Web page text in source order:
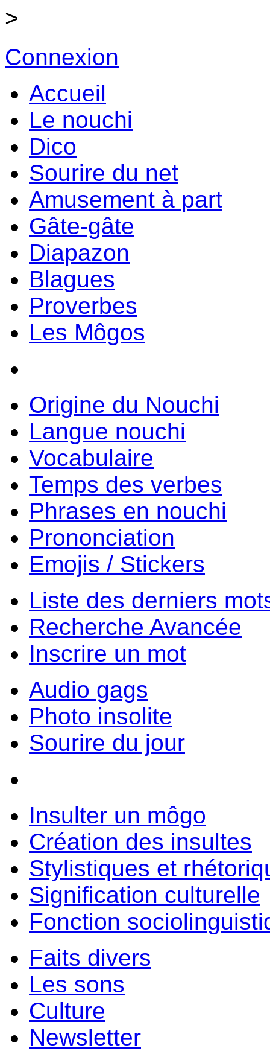
>
Connexion
Accueil
Le nouchi
Dico
Sourire du net
Amusement à part
Gâte-gâte
Diapazon
Blagues
Proverbes
Les Môgos
Origine du Nouchi
Langue nouchi
Vocabulaire
Temps des verbes
Phrases en nouchi
Prononciation
Emojis / Stickers
Liste des derniers
Recherche Avancée
Inscrire un mot
Audio gags
Photo insolite
Sourire du jour
Insulter un môgo
Création des insultes
Stylistiques et
Signification culturelle
Fonction
Faits divers
Les sons
Culture
Newsletter